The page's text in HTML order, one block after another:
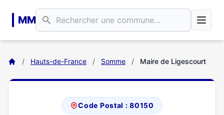
MM
/ Hauts-de-France / Somme / Maire de Ligescourt
Code Postal : 80150